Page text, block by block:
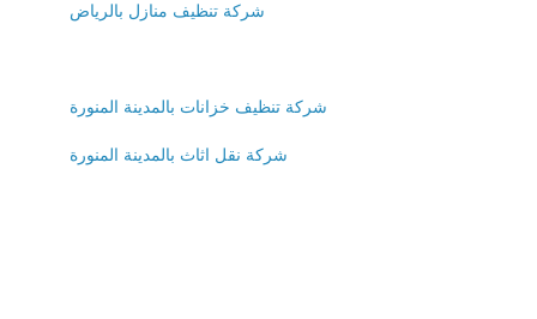
شركة تنظيف منازل بالرياض
شركة تنظيف خزانات بالمدينة المنورة
شركة نقل اثاث بالمدينة المنورة